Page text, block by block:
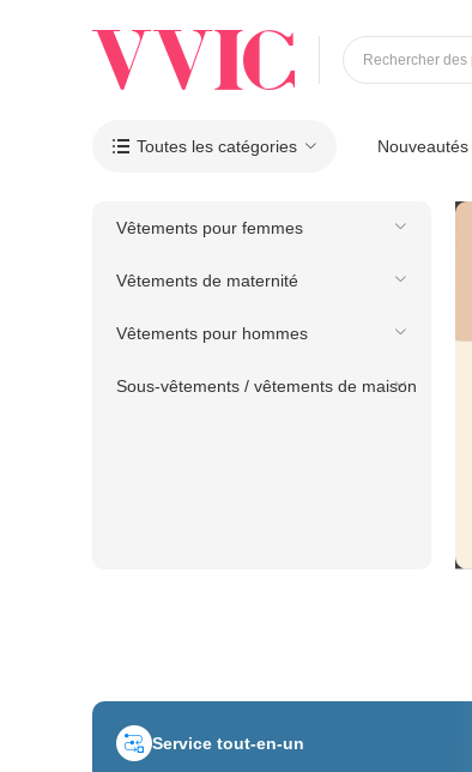
Rechercher des
 Toutes les catégories Nouveautés
Vêtements pour femmes
Vêtements de maternité
Vêtements pour hommes
Sous-vêtements / vêtements de maison
Service tout-en-un